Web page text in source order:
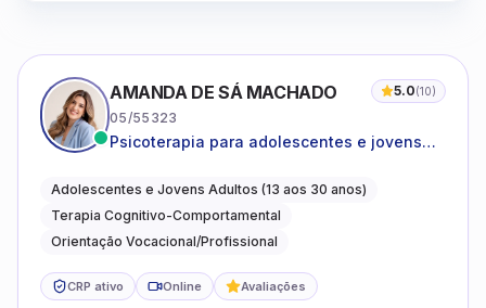
AMANDA DE SÁ MACHADO 5.0(10)
05/55323
Psicoterapia para adolescentes e jovens
autoestima, relações e orientação
profissional
Adolescentes e Jovens Adultos (13 aos 30 anos)
Terapia Cognitivo-Comportamental
Orientação Vocacional/Profissional
CRP ativo Online Avaliações